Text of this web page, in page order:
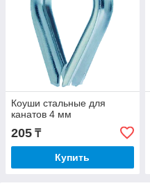
Коуши стальные для
канатов 4 мм
205 ₸
Купить